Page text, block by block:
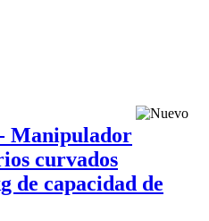
Manipulador
curvados
de capacidad de